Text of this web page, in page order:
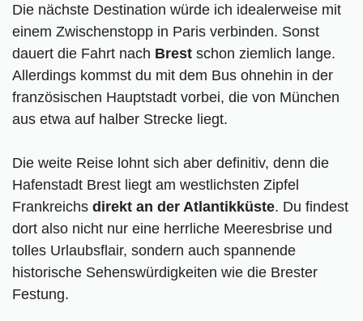
Die nächste Destination würde ich idealerweise mit
einem Zwischenstopp in Paris verbinden. Sonst
dauert die Fahrt nach Brest schon ziemlich lange.
Allerdings kommst du mit dem Bus ohnehin in der
französischen Hauptstadt vorbei, die von München
aus etwa auf halber Strecke liegt.
Die weite Reise lohnt sich aber definitiv, denn die
Hafenstadt Brest liegt am westlichsten Zipfel
Frankreichs direkt an der Atlantikküste. Du findest
dort also nicht nur eine herrliche Meeresbrise und
tolles Urlaubsflair, sondern auch spannende
historische Sehenswürdigkeiten wie die Brester
Festung.